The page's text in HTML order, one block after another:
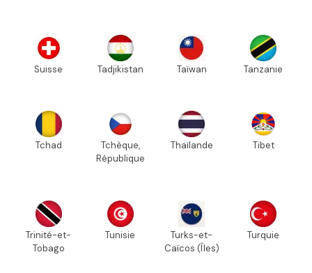
Suisse Tadjikistan Taïwan Tanzanie
Tchad
Tchèque,
République
Thaïlande Tibet
Trinité-et-
Tobago
Tunisie
Turks-et-
Caïcos (Îles)
Turquie